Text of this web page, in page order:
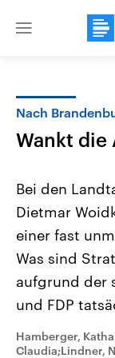
Close
Landtagswahl
2026
Alle
September 2026
Landtag. Seit
Bundesland von
Nach
Wankt die
Bei den
Dietmar
einer fast
Was sind
aufgrund der
und FDP
Hamberger,
Claudia;Lindner,